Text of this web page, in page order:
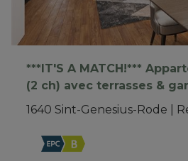
***IT'S A MATCH!***
(2 ch) avec terrasses &
1640 Sint-Genesius-Rode